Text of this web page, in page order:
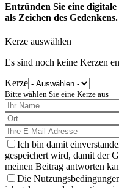
Entzünden Sie eine digitale
als Zeichen des Gedenkens.
Kerze auswählen
Es sind noch keine Kerzen
Kerze
Bitte wählen Sie eine Kerze aus
Ich bin damit
gespeichert wird, damit der
meinen Beitrag antworten
Die